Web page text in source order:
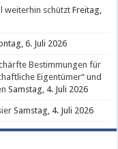
weiterhin schützt Freitag,
6. Juli 2026
Bestimmungen für
Eigentümer“ und
Samstag, 4. Juli 2026
Samstag, 4. Juli 2026